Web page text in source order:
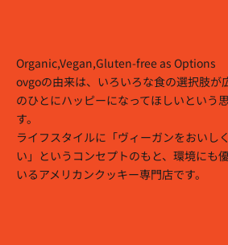
Organic,Vegan,Gluten-free as Options
ovgoの由来は、いろいろな食の選択肢が
のひとにハッピーになってほしいという
す。
ライフスタイルに「ヴィーガンをおいし
い」というコンセプトのもと、環境にも
いるアメリカンクッキー専門店です。